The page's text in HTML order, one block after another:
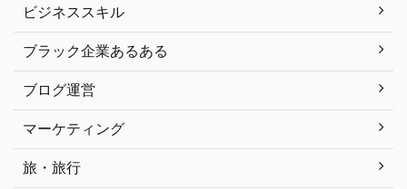
ビジネススキル
ブラック企業あるある
ブログ運営
マーケティング
旅・旅行